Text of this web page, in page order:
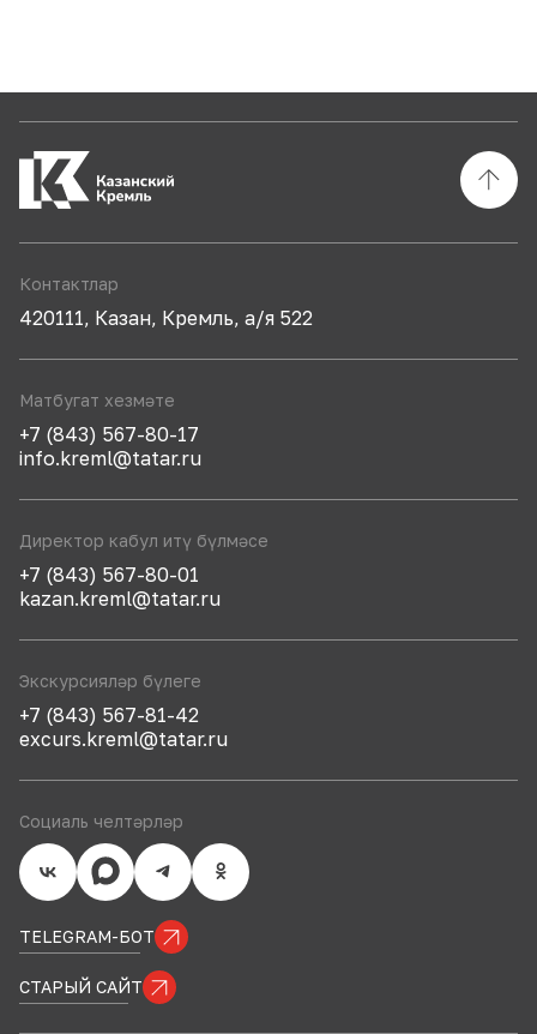
Контактлар
420111, Казан, Кремль, а/я 522
Матбугат хезмәте
+7 (843) 567-80-17
info.kreml@tatar.ru
Директор кабул итү бүлмәсе
+7 (843) 567-80-01
kazan.kreml@tatar.ru
Экскурсияләр бүлеге
+7 (843) 567-81-42
excurs.kreml@tatar.ru
Социаль челтәрләр
TELEGRAM-БОТ
СТАРЫЙ САЙТ